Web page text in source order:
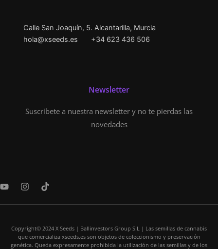
Calle San Joaquín, 5. Alcantarilla, Murcia
hola@xseeds.es
+34 623 436 506
Newsletter
Suscríbete a nuestra newsletter y no te pierdas las
novedades
Y
u
I
s
g
r
T
k
k
Copyright© 2024 X Seeds | Ballinvestors Group S.L | Las semillas de cannabis
que comercializa xseeds.es son objetos de coleccionismo y preservación
genética. Queda expresamente prohibida la utilización de las semillas y de los